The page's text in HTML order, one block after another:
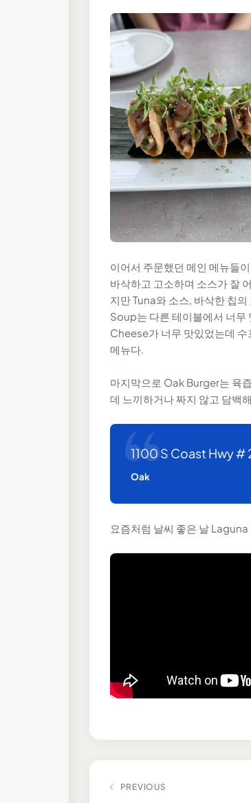
이어서 주문했던 메인 메뉴들
바삭하고 고소하며 소스가 잘
지만 Tuna와 소스, 바삭한 칩
Soup는 다른 테이블에서 너무
Cheese가 너무 맛있었는데 수
메뉴다.
마지막으로 Oak Burger는 육
데 느끼하거나 짜지 않고 담백
1100 S Coast Hwy #
Oak
요즘처럼 날씨 좋은 날
PREVIOUS